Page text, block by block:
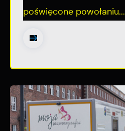
poświęcone powołaniu...